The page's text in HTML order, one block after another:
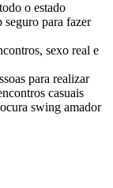
o estado
seguro para fazer
sexo real e
para realizar
casuais
swing amador